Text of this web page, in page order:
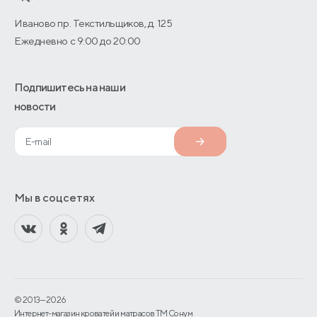
Иваново пр. Текстильщиков, д. 125
Ежедневно с 9:00 до 20:00
Подпишитесь на наши
новости
Мы в соцсетях
© 2013—2026
Интернет-магазин кроватей и матрасов TM Сонум